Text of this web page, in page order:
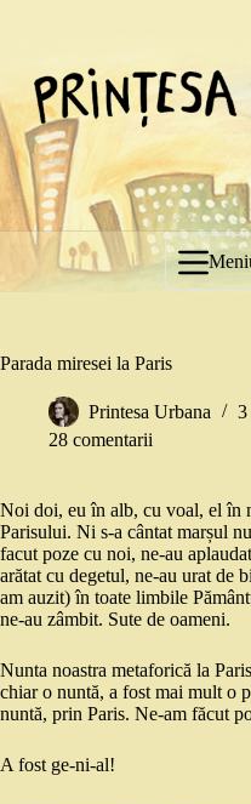
Parada miresei la Paris
Printesa Urbana 3
28 comentarii
Noi doi, eu în alb, cu voal, el în
Parisului. Ni s-a cântat marșul
facut poze cu noi, ne-au
arătat cu degetul, ne-au urat de
am auzit) în toate limbile
ne-au zâmbit. Sute de oameni.
Nunta noastra metaforică la
chiar o nuntă, a fost mai mult o
nuntă, prin Paris. Ne-am făcut
A fost ge-ni-al!